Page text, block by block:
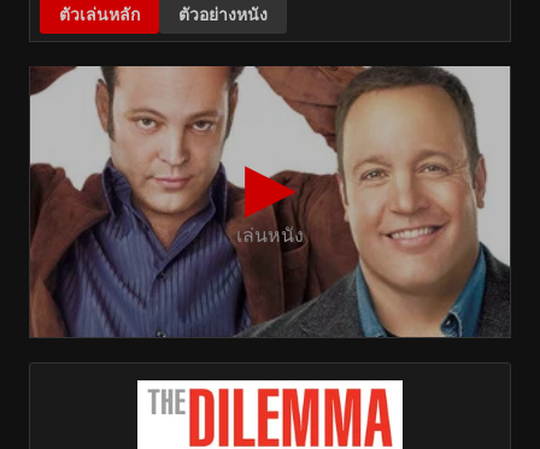
ตัวเล่นหลัก ตัวอย่างหนัง
▶
เล่นหนัง